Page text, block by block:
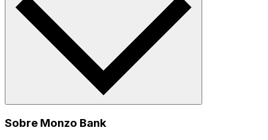
Sobre Monzo Bank